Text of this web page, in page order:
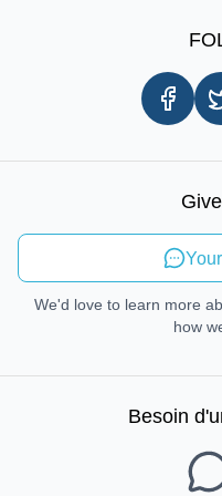
Information sur l'expédition
Livraison le jour même
Procédures d'enlèvement
Envoyer des commentaires
We'd love to learn more
how
Besoin